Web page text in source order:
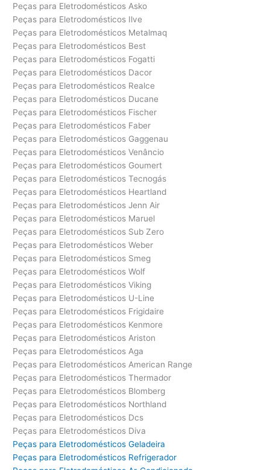
Peças para Eletrodomésticos Asko
Peças para Eletrodomésticos Ilve
Peças para Eletrodomésticos Metalmaq
Peças para Eletrodomésticos Best
Peças para Eletrodomésticos Fogatti
Peças para Eletrodomésticos Dacor
Peças para Eletrodomésticos Realce
Peças para Eletrodomésticos Ducane
Peças para Eletrodomésticos Fischer
Peças para Eletrodomésticos Faber
Peças para Eletrodomésticos Gaggenau
Peças para Eletrodomésticos Venâncio
Peças para Eletrodomésticos Goumert
Peças para Eletrodomésticos Tecnogás
Peças para Eletrodomésticos Heartland
Peças para Eletrodomésticos Jenn Air
Peças para Eletrodomésticos Maruel
Peças para Eletrodomésticos Sub Zero
Peças para Eletrodomésticos Weber
Peças para Eletrodomésticos Smeg
Peças para Eletrodomésticos Wolf
Peças para Eletrodomésticos Viking
Peças para Eletrodomésticos U-Line
Peças para Eletrodomésticos Frigidaire
Peças para Eletrodomésticos Kenmore
Peças para Eletrodomésticos Ariston
Peças para Eletrodomésticos Aga
Peças para Eletrodomésticos American Range
Peças para Eletrodomésticos Thermador
Peças para Eletrodomésticos Blomberg
Peças para Eletrodomésticos Northland
Peças para Eletrodomésticos Dcs
Peças para Eletrodomésticos Diva
Peças para Eletrodomésticos Geladeira
Peças para Eletrodomésticos Refrigerador